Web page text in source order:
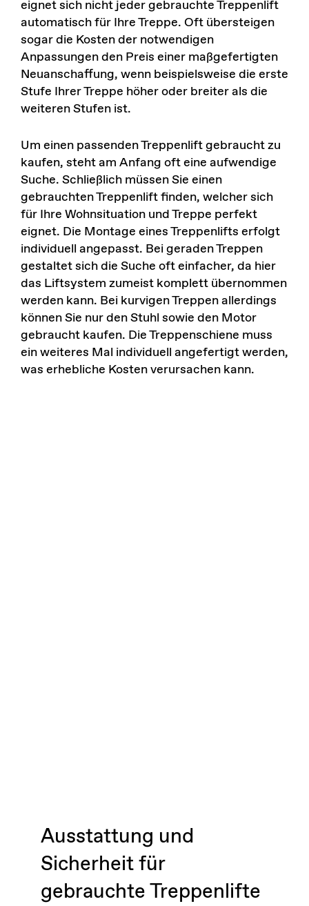
eignet sich nicht jeder gebrauchte Treppenlift
automatisch für Ihre Treppe. Oft übersteigen
sogar die Kosten der notwendigen
Anpassungen den Preis einer maßgefertigten
Neuanschaffung, wenn beispielsweise die erste
Stufe Ihrer Treppe höher oder breiter als die
weiteren Stufen ist.
Um einen passenden Treppenlift gebraucht zu
kaufen, steht am Anfang oft eine aufwendige
Suche. Schließlich müssen Sie einen
gebrauchten Treppenlift finden, welcher sich
für Ihre Wohnsituation und Treppe perfekt
eignet. Die Montage eines Treppenlifts erfolgt
individuell angepasst. Beigeraden Treppen
gestaltet sich die Suche oft einfacher, da hier
das Liftsystem zumeist komplett übernommen
werden kann. Bei kurvigen Treppenallerdings
können Sie nur den Stuhl sowie den Motor
gebraucht kaufen. Die Treppenschiene muss
ein weiteres Mal individuell angefertigt werden,
was erhebliche Kosten verursachen kann.
Ausstattung und
Sicherheit für
gebrauchte Treppenlifte